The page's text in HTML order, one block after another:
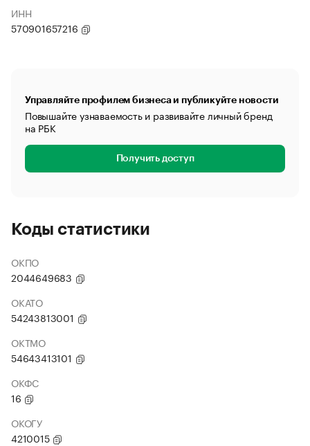
ИНН
570901657216
Управляйте профилем бизнеса и публикуйте новости
Повышайте узнаваемость и развивайте личный бренд
на РБК
Получить доступ
Коды статистики
ОКПО
2044649683
ОКАТО
54243813001
ОКТМО
54643413101
ОКФС
16
ОКОГУ
4210015